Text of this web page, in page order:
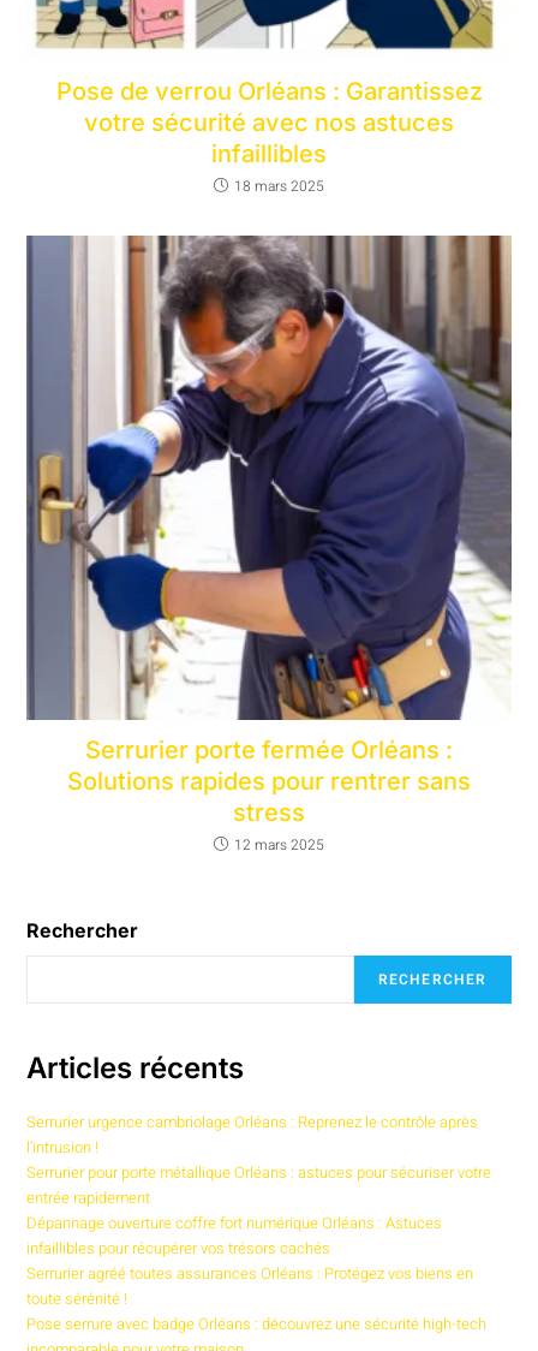
Pose de verrou Orléans : Garantissez
votre sécurité avec nos astuces
infaillibles
18 mars 2025
Serrurier porte fermée Orléans :
Solutions rapides pour rentrer sans
stress
12 mars 2025
Rechercher
RECHERCHER
Articles récents
Serrurier urgence cambriolage Orléans : Reprenez le contrôle après
l’intrusion !
Serrurier pour porte métallique Orléans : astuces pour sécuriser votre
entrée rapidement
Dépannage ouverture coffre fort numérique Orléans : Astuces
infaillibles pour récupérer vos trésors cachés
Serrurier agréé toutes assurances Orléans : Protégez vos biens en
toute sérénité !
Pose serrure avec badge Orléans : découvrez une sécurité high-tech